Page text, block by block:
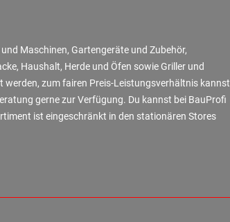
Maschinen, Gartengeräte und Zubehör,
Haushalt, Herde und Öfen sowie Griller und
zum fairen Preis-Leistungsverhältnis kannst
gerne zur Verfügung. Du kannst bei BauProfi
ist eingeschränkt in den stationären Stores